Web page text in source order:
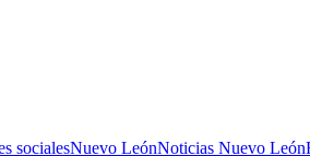
socialesNuevo LeónNoticias Nuevo León